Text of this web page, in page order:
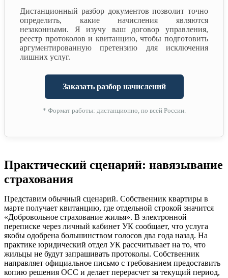
Дистанционный разбор документов позволит точно
определить, какие начисления являются
незаконными. Я изучу ваш договор управления,
реестр протоколов и квитанцию, чтобы подготовить
аргументированную претензию для исключения
лишних услуг.
Заказать разбор начислений
* Формат работы: дистанционно, по всей России.
Практический сценарий: навязывание
страхования
Представим обычный сценарий. Собственник квартиры в
марте получает квитанцию, где отдельной строкой значится
«Добровольное страхование жилья». В электронной
переписке через личный кабинет УК сообщает, что услуга
якобы одобрена большинством голосов два года назад. На
практике юридический отдел УК рассчитывает на то, что
жильцы не будут запрашивать протоколы. Собственник
направляет официальное письмо с требованием предоставить
копию решения ОСС и делает перерасчет за текущий период,